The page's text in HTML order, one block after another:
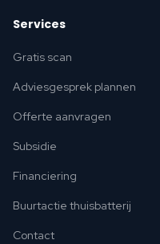
Services
Gratis scan
Adviesgesprek plannen
Offerte aanvragen
Subsidie
Financiering
Buurtactie thuisbatterij
Contact